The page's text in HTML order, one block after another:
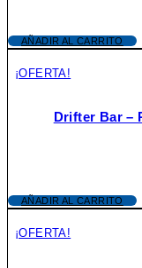
AÑADIR AL CARRITO
¡OFERTA!
Drifter Bar –
AÑADIR AL CARRITO
¡OFERTA!